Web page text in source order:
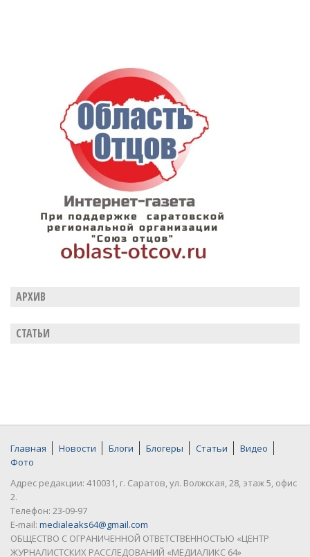
АРХИВ
СТАТЬИ
Главная Новости Блоги Блогеры Статьи
Видео
Фото
Адрес редакции: 410031, г. Саратов, ул. Волжская, 28, этаж 5, офис
2.
Телефон: 23-09-97
E-mail: medialeaks64@gmail.com
ОБЩЕСТВО С ОГРАНИЧЕННОЙ ОТВЕТСТВЕННОСТЬЮ «ЦЕНТР
ЖУРНАЛИСТСКИХ РАССЛЕДОВАНИЙ «МЕДИАЛИКС 64»